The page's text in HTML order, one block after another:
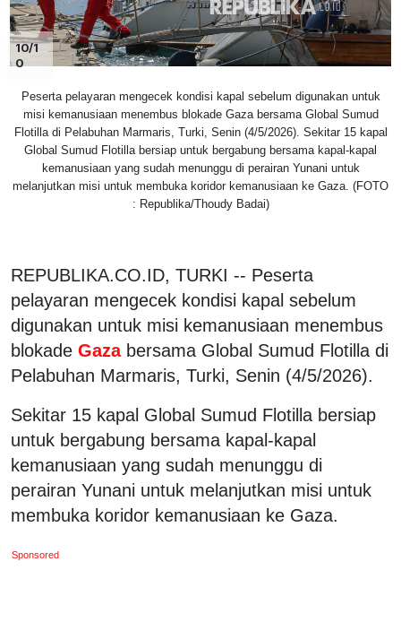
10/1
0
Peserta pelayaran mengecek kondisi kapal sebelum digunakan untuk
misi kemanusiaan menembus blokade Gaza bersama Global Sumud
Flotilla di Pelabuhan Marmaris, Turki, Senin (4/5/2026). Sekitar 15 kapal
Global Sumud Flotilla bersiap untuk bergabung bersama kapal-kapal
kemanusiaan yang sudah menunggu di perairan Yunani untuk
melanjutkan misi untuk membuka koridor kemanusiaan ke Gaza. (FOTO
: Republika/Thoudy Badai)
REPUBLIKA.CO.ID, TURKI -- Peserta
pelayaran mengecek kondisi kapal sebelum
digunakan untuk misi kemanusiaan menembus
blokade Gaza bersama Global Sumud Flotilla di
Pelabuhan Marmaris, Turki, Senin (4/5/2026).
Sekitar 15 kapal Global Sumud Flotilla bersiap
untuk bergabung bersama kapal-kapal
kemanusiaan yang sudah menunggu di
perairan Yunani untuk melanjutkan misi untuk
membuka koridor kemanusiaan ke Gaza.
Sponsored